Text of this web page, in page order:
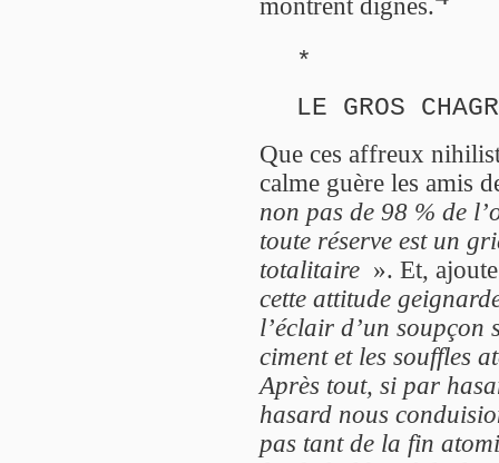
*
LE GROS
Que ces affreux
calme guère les amis
non pas de 98 % de
toute réserve est un
totalitaire ». Et,
cette attitude
l’éclair d’un soupçon
ciment et les souffles
Après tout, si par
hasard nous
pas tant de la fin